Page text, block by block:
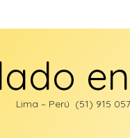
Lima – Perú (51) 915